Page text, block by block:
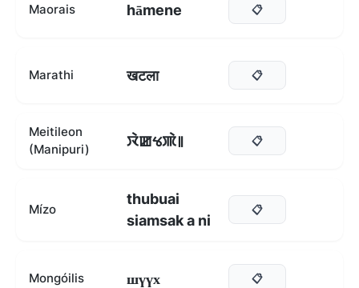
Maorais hāmene 📋
Marathi खटला 📋
Meitileon
(Manipuri)
ꯋꯥꯀꯠꯄꯥ꯫ 📋
Mízo
thubuai
siamsak a ni
📋
Mongóilis шүүх 📋